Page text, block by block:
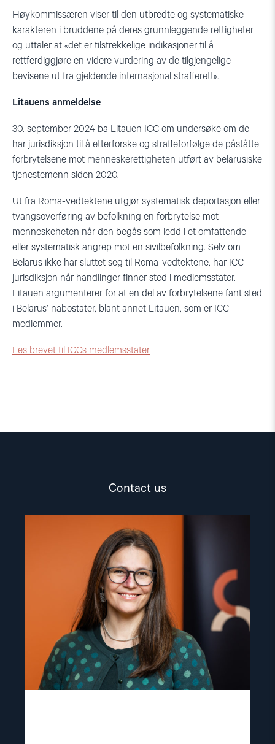
Høykommissæren viser til den utbredte og systematiske
karakteren i bruddene på deres grunnleggende rettigheter
og uttaler at «det er tilstrekkelige indikasjoner til å
rettferdiggjøre en videre vurdering av de tilgjengelige
bevisene ut fra gjeldende internasjonal strafferett».
Litauens anmeldelse
30. september 2024 ba Litauen ICC om undersøke om de
har jurisdiksjon til å etterforske og straffeforfølge de påståtte
forbrytelsene mot menneskerettigheten utført av belarusiske
tjenestemenn siden 2020.
Ut fra Roma-vedtektene utgjør systematisk deportasjon eller
tvangsoverføring av befolkning en forbrytelse mot
menneskeheten når den begås som ledd i et omfattende
eller systematisk angrep mot en sivilbefolkning. Selv om
Belarus ikke har sluttet seg til Roma-vedtektene, har ICC
jurisdiksjon når handlinger finner sted i medlemsstater.
Litauen argumenterer for at en del av forbrytelsene fant sted
i Belarus’ nabostater, blant annet Litauen, som er ICC-
medlemmer.
Les brevet til ICCs medlemsstater
Contact us
article
"Lene
Wetteland"